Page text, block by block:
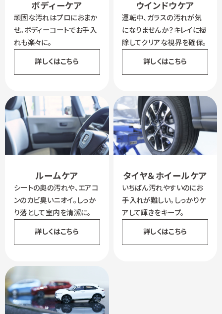
ボディーケア
頑固な汚れはプロにおまか
せ。ボディーコートでお手入
れも楽々に。
詳しくはこちら
ウインドウケア
運転中、ガラスの汚れが気
になりませんか？キレイに掃
除してクリアな視界を確保。
詳しくはこちら
ルームケア
シートの奥の汚れや、エアコ
ンのカビ臭いニオイ。しっか
り落として室内を清潔に。
詳しくはこちら
タイヤ＆ホイールケア
いちばん汚れやすいのにお
手入れが難しい。しっかりケ
アして輝きをキープ。
詳しくはこちら